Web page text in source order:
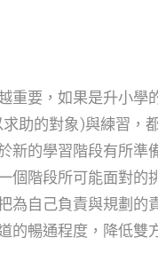
重要，如果是升小學
助的對象)與練習，
新的學習階段有所準
個階段所可能面對的
為自己負責與規劃的
暢通程度，降低雙